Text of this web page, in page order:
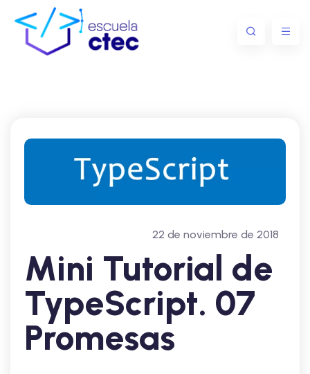
22 de noviembre de 2018
Mini Tutorial de
TypeScript. 07
Promesas